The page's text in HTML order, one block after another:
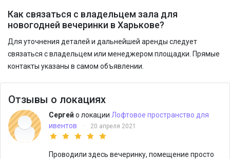
Как связаться с владельцем зала для
новогодней вечеринки в Харькове?
Для уточнения деталей и дальнейшей аренды следует
связаться с владельцем или менеджером площадки. Прямые
контакты указаны в самом объявлении.
Отзывы о локациях
Сергей о локации Лофтовое пространство для
ивентов
· 20 апреля 2021
Проводили здесь вечеринку, помещение просто